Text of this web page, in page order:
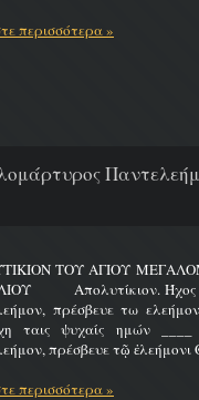
περισσότερα »
ΤΟΥ ΑΓΙΟΥ
Απολυτίκιον. Ήχος
πρέσβευε τω
ταις ψυχαίς ημών ____
πρέσβευε τῷ ἐλεήμονι
περισσότερα »